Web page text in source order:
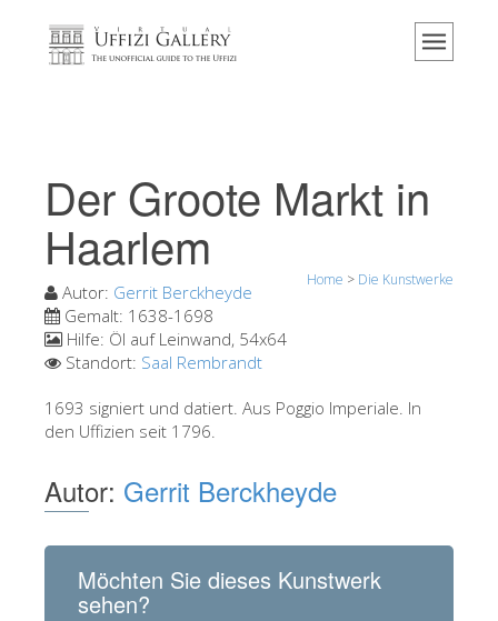
Home
Veranstaltungen & Ausstellungen
Besucher Bewertungen
Die Uffizien entdecken
Jetzt buchen
Virtuelle Tour
Die Kunstwerke
Die Säle
Der Groote Markt in
Haarlem
Home > Die Kunstwerke
Autor: Gerrit Berckheyde
Gemalt: 1638-1698
Hilfe: Öl auf Leinwand, 54x64
Standort: Saal Rembrandt
1693 signiert und datiert. Aus Poggio Imperiale. In
den Uffizien seit 1796.
Autor: Gerrit Berckheyde
Möchten Sie dieses Kunstwerk
sehen?